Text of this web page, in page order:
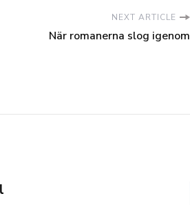
NEXT ARTICLE
När romanerna slog igenom